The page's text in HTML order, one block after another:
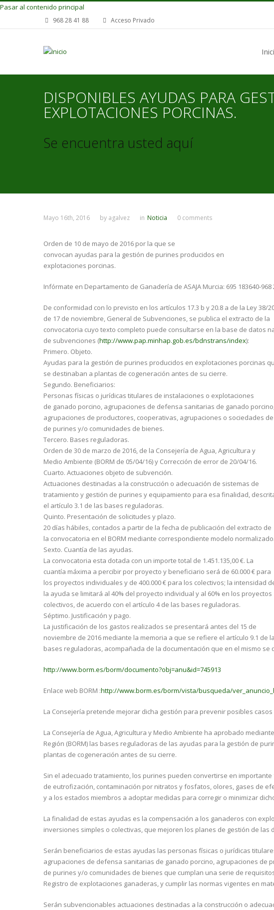
Pasar al contenido principal
968 28 41 88 Acceso Privado
DISPONIBLES AYUDAS PARA
EXPLOTACIONES PORCINAS.
Se encuentra usted aquí
Mayo 16th, 2016 by agalvez in Noticia 0 comments
Orden de 10 de mayo de 2016 por la que se
convocan ayudas para la gestión de purines producidos en
explotaciones porcinas.
Infórmate en Departamento de Ganadería de ASAJA Murcia: 695 183640-968
De conformidad con lo previsto en los artículos 17.3 b y 20.8 a de la Ley 38/
de 17 de noviembre, General de Subvenciones, se publica el extracto de la
convocatoria cuyo texto completo puede consultarse en la base de datos
de subvenciones (http://www.pap.minhap.gob.es/bdnstrans/index):
Primero. Objeto.
Ayudas para la gestión de purines producidos en explotaciones porcinas
se destinaban a plantas de cogeneración antes de su cierre.
Segundo. Beneficiarios:
Personas físicas o jurídicas titulares de instalaciones o explotaciones
de ganado porcino, agrupaciones de defensa sanitarias de ganado porcino,
agrupaciones de productores, cooperativas, agrupaciones o sociedades
de purines y/o comunidades de bienes.
Tercero. Bases reguladoras.
Orden de 30 de marzo de 2016, de la Consejería de Agua, Agricultura y
Medio Ambiente (BORM de 05/04/16) y Corrección de error de 20/04/16.
Cuarto. Actuaciones objeto de subvención.
Actuaciones destinadas a la construcción o adecuación de sistemas de
tratamiento y gestión de purines y equipamiento para esa finalidad,
el artículo 3.1 de las bases reguladoras.
Quinto. Presentación de solicitudes y plazo.
20 días hábiles, contados a partir de la fecha de publicación del extracto de
la convocatoria en el BORM mediante correspondiente modelo normalizado.
Sexto. Cuantía de las ayudas.
La convocatoria esta dotada con un importe total de 1.451.135,00 €. La
cuantía máxima a percibir por proyecto y beneficiario será de 60.000 € para
los proyectos individuales y de 400.000 € para los colectivos; la intensidad
la ayuda se limitará al 40% del proyecto individual y al 60% en los proyectos
colectivos, de acuerdo con el artículo 4 de las bases reguladoras.
Séptimo. Justificación y pago.
La justificación de los gastos realizados se presentará antes del 15 de
noviembre de 2016 mediante la memoria a que se refiere el artículo 9.1 de
bases reguladoras, acompañada de la documentación que en el mismo se
http://www.borm.es/borm/documento?obj=anu&id=745913
Enlace web BORM :http://www.borm.es/borm/vista/busqueda/
La Consejería pretende mejorar dicha gestión para prevenir posibles
La Consejería de Agua, Agricultura y Medio Ambiente ha aprobado
Región (BORM) las bases reguladoras de las ayudas para la gestión de
plantas de cogeneración antes de su cierre.
Sin el adecuado tratamiento, los purines pueden convertirse en
de eutrofización, contaminación por nitratos y fosfatos, olores, gases de
y a los estados miembros a adoptar medidas para corregir o minimizar
La finalidad de estas ayudas es la compensación a los ganaderos con
inversiones simples o colectivas, que mejoren los planes de gestión de las
Serán beneficiarios de estas ayudas las personas físicas o jurídicas
agrupaciones de defensa sanitarias de ganado porcino, agrupaciones de
de purines y/o comunidades de bienes que cumplan una serie de
Registro de explotaciones ganaderas, y cumplir las normas vigentes en
Serán subvencionables actuaciones destinadas a la construcción o